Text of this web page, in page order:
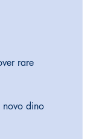
rare
novo dino